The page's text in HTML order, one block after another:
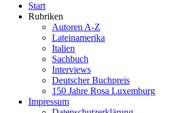
Start
Rubriken
Autoren A-Z
Lateinamerika
Italien
Sachbuch
Interviews
Deutscher Buchpreis
150 Jahre Rosa Luxemburg
Impressum